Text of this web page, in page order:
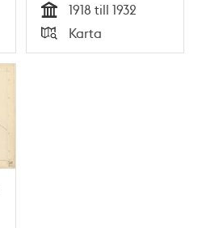
Tid
1918 till 1932
Typ
Karta